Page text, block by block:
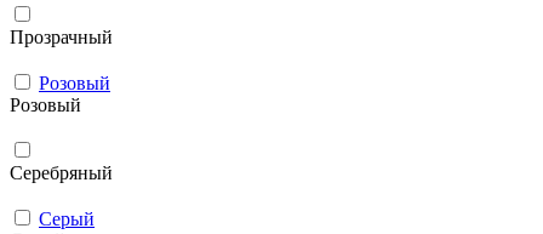
Прозрачный
Розовый
Розовый
Серебряный
Серый